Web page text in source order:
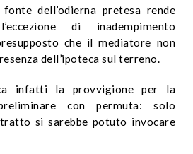
dell’odierna pretesa rende
di inadempimento
che il mediatore non
dell’ipoteca sul terreno.
infatti la provvigione per la
con permuta: solo
si sarebbe potuto invocare